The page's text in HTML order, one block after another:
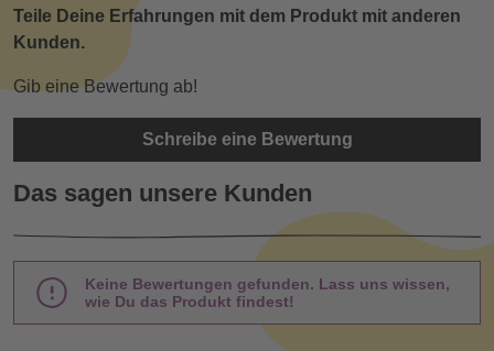
Teile Deine Erfahrungen mit dem Produkt mit anderen
Kunden.
Gib eine Bewertung ab!
Schreibe eine Bewertung
Das sagen unsere Kunden
Keine Bewertungen gefunden. Lass uns wissen,
wie Du das Produkt findest!